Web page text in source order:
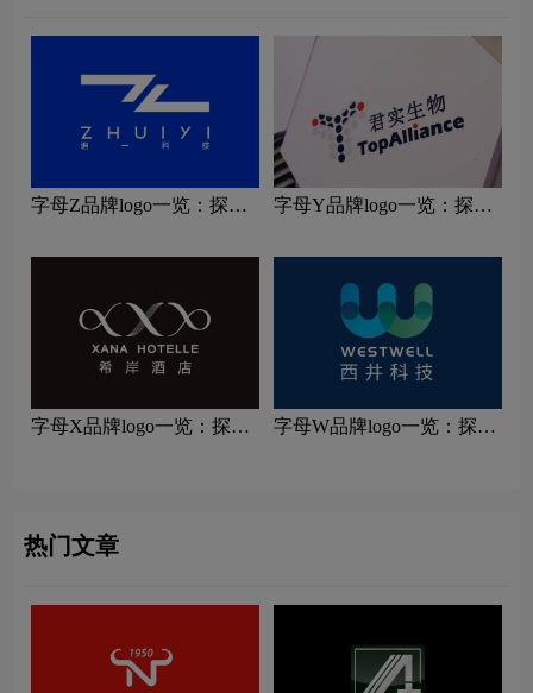
字母Z品牌logo一览：探索
字母Y品牌logo一览：探索
字母X品牌logo一览：探索
字母W品牌logo一览：探索
热门文章